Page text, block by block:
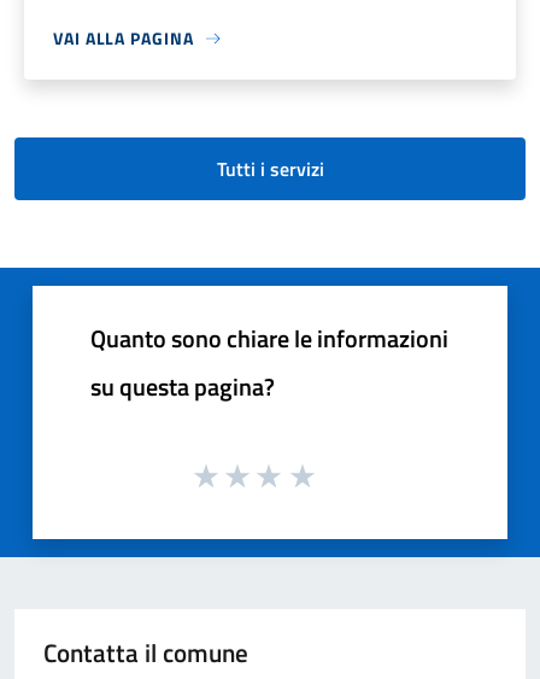
VAI ALLA PAGINA
Tutti i servizi
Quanto sono chiare le informazioni
su questa pagina?
Contatta il comune